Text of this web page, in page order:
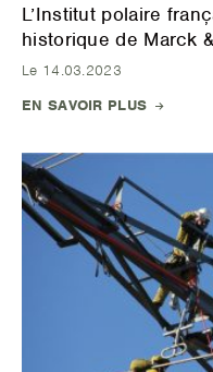
L’Institut polaire
historique de Marck
Le 14.03.2023
EN SAVOIR PLUS